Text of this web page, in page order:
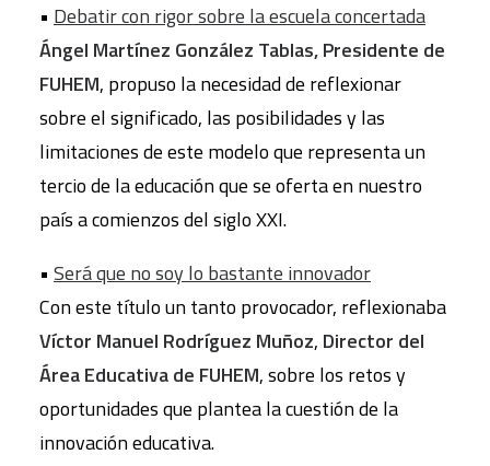
• Debatir con rigor sobre la escuela concertada
Ángel Martínez González Tablas, Presidente de
FUHEM, propuso la necesidad de reflexionar
sobre el significado, las posibilidades y las
limitaciones de este modelo que representa un
tercio de la educación que se oferta en nuestro
país a comienzos del siglo XXI.
• Será que no soy lo bastante innovador
Con este título un tanto provocador, reflexionaba
Víctor Manuel Rodríguez Muñoz, Director del
Área Educativa de FUHEM, sobre los retos y
oportunidades que plantea la cuestión de la
innovación educativa.